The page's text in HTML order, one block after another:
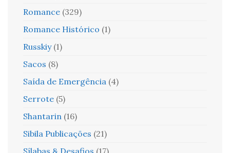
Romance (329)
Romance Histórico (1)
Russkiy (1)
Sacos (8)
Saída de Emergência (4)
Serrote (5)
Shantarin (16)
Sibila Publicações (21)
Sílabas & Desafios (17)